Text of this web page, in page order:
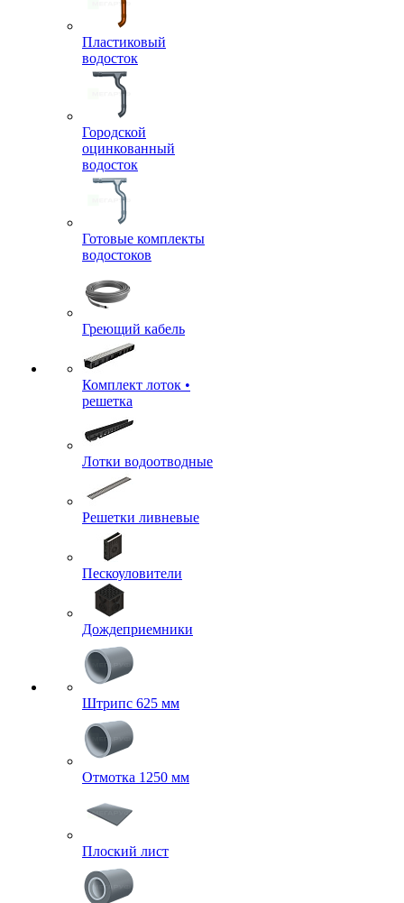
Пластиковый
водосток
Городской
оцинкованный
водосток
Готовые комплекты
водостоков
Греющий кабель
Комплект лоток •
решетка
Лотки водоотводные
Решетки ливневые
Пескоуловители
Дождеприемники
Штрипс 625 мм
Отмотка 1250 мм
Плоский лист